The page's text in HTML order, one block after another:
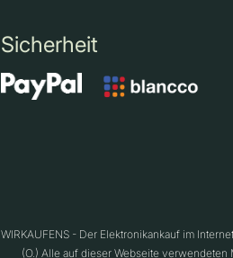
Sicherheit
WIRKAUFENS - Der Elektronikankauf im
(O.) Alle auf dieser Webseite